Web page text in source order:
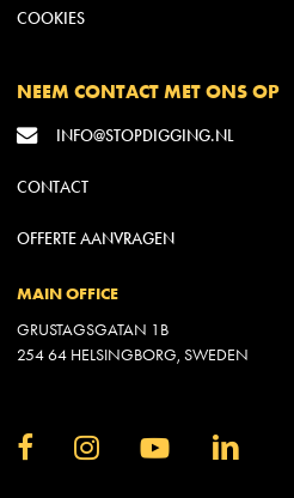
COOKIES
NEEM CONTACT MET ONS OP
INFO@STOPDIGGING.NL
CONTACT
OFFERTE AANVRAGEN
MAIN OFFICE
GRUSTAGSGATAN 1B
254 64 HELSINGBORG, SWEDEN